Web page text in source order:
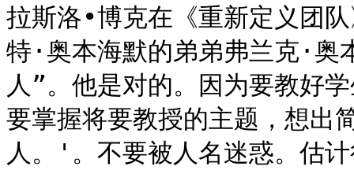
拉斯洛•博克在《重新定义团
特·奥本海默的弟弟弗兰克·奥
人”。他是对的。因为要教好
要掌握将要教授的主题，想出
人。'。不要被人名迷惑。估